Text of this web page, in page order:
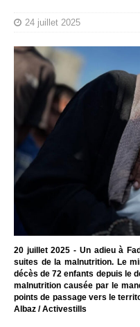
24 juillet 2025
20 juillet 2025 - Un adieu à
suites de la malnutrition. Le
décès de 72 enfants depuis le
malnutrition causée par le
points de passage vers le
Albaz / Activestills